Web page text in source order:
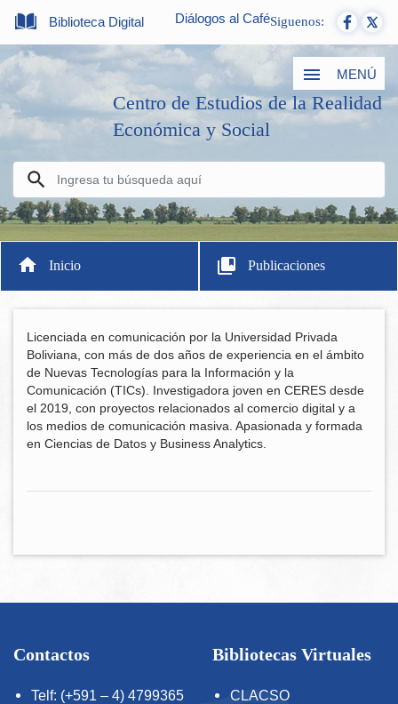
Biblioteca Digital Diálogos al CaféSiguenos:
MENÚ
Centro de Estudios de la Realidad
Económica y Social
Inicio Publicaciones
Licenciada en comunicación por la Universidad Privada
Boliviana, con más de dos años de experiencia en el ámbito
de Nuevas Tecnologías para la Información y la
Comunicación (TICs). Investigadora joven en CERES desde
el 2019, con proyectos relacionados al comercio digital y a
los medios de comunicación masiva. Apasionada y formada
en Ciencias de Datos y Business Analytics.
Contactos
Telf: (+591 – 4) 4799365
Bibliotecas Virtuales
CLACSO